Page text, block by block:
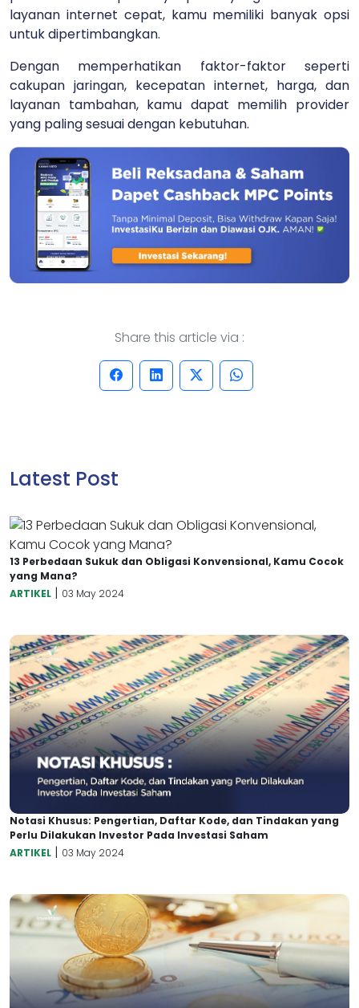
layanan internet cepat, kamu memiliki banyak opsi
untuk dipertimbangkan.
Dengan memperhatikan faktor-faktor seperti
cakupan jaringan, kecepatan internet, harga, dan
layanan tambahan, kamu dapat memilih provider
yang paling sesuai dengan kebutuhan.
Share this article via :
Latest Post
13 Perbedaan Sukuk dan Obligasi Konvensional, Kamu Cocok
yang Mana?
ARTIKEL | 03 May 2024
Notasi Khusus: Pengertian, Daftar Kode, dan Tindakan yang
Perlu Dilakukan Investor Pada Investasi Saham
ARTIKEL | 03 May 2024